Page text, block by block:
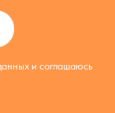
и соглашаюсь